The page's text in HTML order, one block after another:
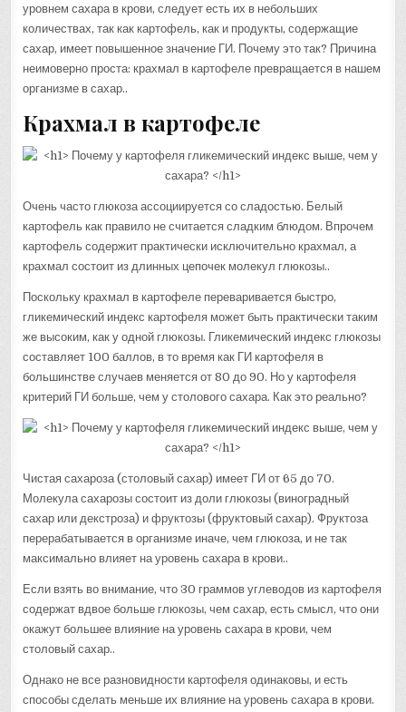
уровнем сахара в крови, следует есть их в небольших
количествах, так как картофель, как и продукты, содержащие
сахар, имеет повышенное значение ГИ. Почему это так? Причина
неимоверно проста: крахмал в картофеле превращается в нашем
организме в сахар..
Крахмал в картофеле
Очень часто глюкоза ассоциируется со сладостью. Белый
картофель как правило не считается сладким блюдом. Впрочем
картофель содержит практически исключительно крахмал, а
крахмал состоит из длинных цепочек молекул глюкозы..
Поскольку крахмал в картофеле переваривается быстро,
гликемический индекс картофеля может быть практически таким
же высоким, как у одной глюкозы. Гликемический индекс глюкозы
составляет 100 баллов, в то время как ГИ картофеля в
большинстве случаев меняется от 80 до 90. Но у картофеля
критерий ГИ больше, чем у столового сахара. Как это реально?
Чистая сахароза (столовый сахар) имеет ГИ от 65 до 70.
Молекула сахарозы состоит из доли глюкозы (виноградный
сахар или декстроза) и фруктозы (фруктовый сахар). Фруктоза
перерабатывается в организме иначе, чем глюкоза, и не так
максимально влияет на уровень сахара в крови..
Если взять во внимание, что 30 граммов углеводов из картофеля
содержат вдвое больше глюкозы, чем сахар, есть смысл, что они
окажут большее влияние на уровень сахара в крови, чем
столовый сахар..
Однако не все разновидности картофеля одинаковы, и есть
способы сделать меньше их влияние на уровень сахара в крови.